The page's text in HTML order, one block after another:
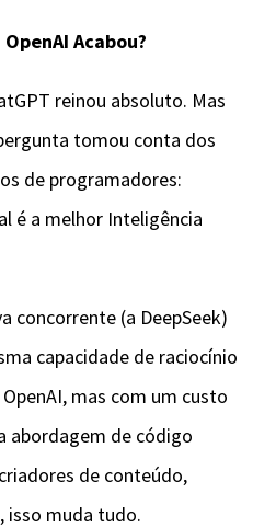
Acabou?
reinou absoluto. Mas
tomou conta dos
de programadores:
é a melhor Inteligência
concorrente (a DeepSeek)
capacidade de raciocínio
mas com um custo
abordagem de código
de conteúdo,
isso muda tudo.